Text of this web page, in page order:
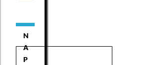
N
A
P